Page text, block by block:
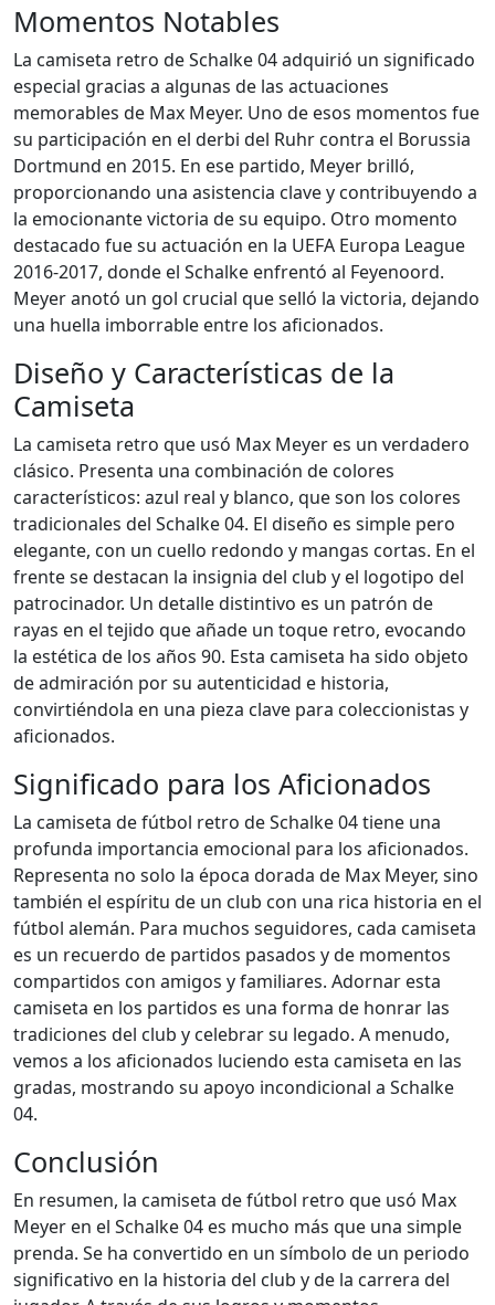
Momentos Notables
La camiseta retro de Schalke 04 adquirió un significado
especial gracias a algunas de las actuaciones
memorables de Max Meyer. Uno de esos momentos fue
su participación en el derbi del Ruhr contra el Borussia
Dortmund en 2015. En ese partido, Meyer brilló,
proporcionando una asistencia clave y contribuyendo a
la emocionante victoria de su equipo. Otro momento
destacado fue su actuación en la UEFA Europa League
2016-2017, donde el Schalke enfrentó al Feyenoord.
Meyer anotó un gol crucial que selló la victoria, dejando
una huella imborrable entre los aficionados.
Diseño y Características de la
Camiseta
La camiseta retro que usó Max Meyer es un verdadero
clásico. Presenta una combinación de colores
característicos: azul real y blanco, que son los colores
tradicionales del Schalke 04. El diseño es simple pero
elegante, con un cuello redondo y mangas cortas. En el
frente se destacan la insignia del club y el logotipo del
patrocinador. Un detalle distintivo es un patrón de
rayas en el tejido que añade un toque retro, evocando
la estética de los años 90. Esta camiseta ha sido objeto
de admiración por su autenticidad e historia,
convirtiéndola en una pieza clave para coleccionistas y
aficionados.
Significado para los Aficionados
La camiseta de fútbol retro de Schalke 04 tiene una
profunda importancia emocional para los aficionados.
Representa no solo la época dorada de Max Meyer, sino
también el espíritu de un club con una rica historia en el
fútbol alemán. Para muchos seguidores, cada camiseta
es un recuerdo de partidos pasados y de momentos
compartidos con amigos y familiares. Adornar esta
camiseta en los partidos es una forma de honrar las
tradiciones del club y celebrar su legado. A menudo,
vemos a los aficionados luciendo esta camiseta en las
gradas, mostrando su apoyo incondicional a Schalke
04.
Conclusión
En resumen, la camiseta de fútbol retro que usó Max
Meyer en el Schalke 04 es mucho más que una simple
prenda. Se ha convertido en un símbolo de un periodo
significativo en la historia del club y de la carrera del